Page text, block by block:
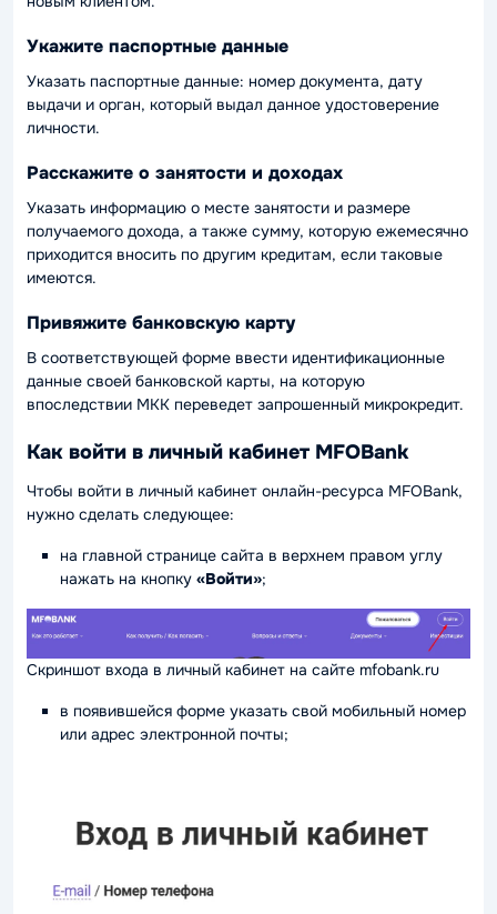
Укажите паспортные данные
Указать паспортные данные: номер документа, дату
выдачи и орган, который выдал данное удостоверение
личности.
Расскажите о занятости и доходах
Указать информацию о месте занятости и размере
получаемого дохода, а также сумму, которую ежемесячно
приходится вносить по другим кредитам, если таковые
имеются.
Привяжите банковскую карту
В соответствующей форме ввести идентификационные
данные своей банковской карты, на которую
впоследствии МКК переведет запрошенный микрокредит.
Как войти в личный кабинет MFOBank
Чтобы войти в личный кабинет онлайн-ресурса MFOBank,
нужно сделать следующее:
на главной странице сайта в верхнем правом углу
нажать на кнопку «Войти»;
Скриншот входа в личный кабинет на сайте mfobank.ru
в появившейся форме указать свой мобильный номер
или адрес электронной почты;